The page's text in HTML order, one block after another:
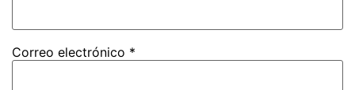
Correo electrónico *